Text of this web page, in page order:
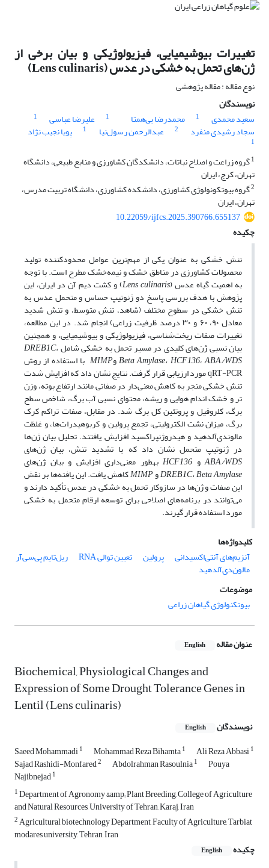
تغییرات بیوشیمیایی، فیزیولوژیکی و بیان برخی از
ژن‌های تحمل به خشکی در عدس (Lens culinaris)
نوع مقاله : مقاله پژوهشی
نویسندگان
سعید محمدی
1 محمدرضا بی‌همتا 1 علیرضا عباسی 1
سجاد رشیدی منفرد 2 عبدالرحمن رسول‌نیا 1 پویا نجیب نژاد
1
1گروه زراعت و اصلاح نباتات، دانشکدگان کشاورزی و منابع طبیعی، دانشگاه
تهران، کرج، ایران
2گروه بیوتکونولوژی کشاورزی، دانشکده کشاورزی، دانشگاه تربیت مدرس،
تهران، ایران
10.22059/ijfcs.2025.390766.655137
چکیده
تنش خشکی به عنوان یکی از مهم‌ترین عوامل محدودکننده تولید
محصولات کشاورزی در مناطق خشک و نیمه‌خشک مطرح است. با توجه
به اهمیت گیاه عدس ( Lensculinaris ) و کشت دیم آن در ایران، این
پژوهش با هدف بررسی پاسخ دو ژنوتیپ حساس و متحمل عدس به
تنش خشکی در سطوح مختلف (شاهد، تنش متوسط، و تنش شدید
معادل ۹۰، ۶۰ و ۳۰ درصد ظرفیت زراعی) انجام شد. در این مطالعه،
تغییرات صفات ریخت‌شناسی، فیزیولوژیکی و بیوشیمیایی، و همچنین
بیان نسبی ژن‌های کلیدی در مسیر تحمل به خشکی شاملDREB1C،
BetaAmylase، HCF136،ABA/WDS وMIMP با استفاده از روش
qRT-PCR مورد ارزیابی قرار گرفت. نتایج نشان داد که افزایش شدت
تنش خشکی منجر به کاهش معنی‌دار در صفاتی مانند ارتفاع بوته، وزن
تر و خشک اندام هوایی و ریشه، محتوای نسبی آب برگ، شاخص سطح
برگ، کلروفیل و پروتئین کل برگ شد. در مقابل، صفات تراکم کرک
برگ، میزان نشت الکترولیتی، تجمع پرولین و کربوهیدرات‌ها، و غلظت
مالون­دی‌آلدهید و هیدروژن­پراکسید افزایش یافتند. تحلیل بیان ژن‌ها
در ژنوتیپ متحمل نشان داد که با تشدید تنش، بیان ژن‌های
ABA/WDSو HCF136 به­طور معنی‌داری افزایش و بیان ژن‌های
DREB1C،BetaAmylase وMIMPکاهش یافت. این یافته‌ها بر نقش
این صفات و ژن‌ها در سازوکار تحمل به خشکی در عدس تأکید دارند و
می‌توانند در برنامه‌های اصلاحی برای توسعه ارقام متحمل به خشکی
مورد استفاده قرار گیرند.
کلیدواژه‌ها
آنزیم‌های آنتی‌اکسیدانی
پرولین تعیین توالی RNA ریل‌تایم پی‌سی‌آر
مالون‌دی‌آلدهید
موضوعات
بیوتکنولوژی گیاهان زراعی
عنوان مقاله English
Biochemical, Physiological Changes and
Expression of Some Drought Tolerance Genes in
Lentil (Lens culinaris)
نویسندگان English
Saeed Mohammadi1 Mohammad Reza Bihamta1 Ali Reza Abbasi1
Sajad Rashidi-Monfared2 Abdolrahman Rasoulnia1 Pouya
Najibnejad1
1Department of Agronomy &amp; Plant Breeding, College of Agriculture
and Natural Resources, University of Tehran, Karaj, Iran
2Agricultural biotechnology Department, Faculty of Agriculture, Tarbiat
modares university, Tehran, Iran
چکیده
English